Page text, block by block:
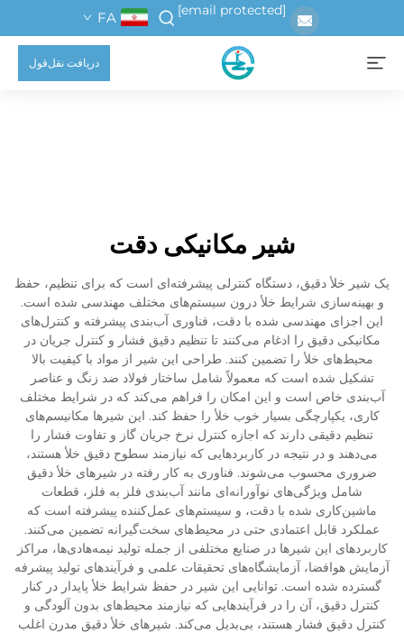
[email protected]
FA
دریافت نقل‌قول
شیر مکانیکی دقت
یک شیر خلأ دقیق، دستگاه کنترلی پیشرفته‌ای است که برای تنظیم، حفظ
و بهینه‌سازی شرایط خلأ درون سیستم‌های مختلف مهندسی شده است.
این اجزای مهندسی شده با دقت، فناوری آب‌بندی پیشرفته و کنترل‌های
مکانیکی دقیق را ادغام می‌کنند تا تنظیم دقیق فشار و کنترل جریان در
محیط‌های خلأ را تضمین کنند. طراحی این شیر از مواد با کیفیت بالا
تشکیل شده است که معمولاً شامل ساختار فولاد ضد زنگ و عناصر
آب‌بندی خاص است و این امکان را فراهم می‌کند که در شرایط مختلف
کاری، یکپارچگی بسیار خوب خلأ را حفظ کند. این شیرها مکانیسم‌های
تنظیم دقیقی دارند که اجازه کنترل نرخ جریان گاز و تفاوت فشار را
می‌دهند و در نتیجه در کاربردهایی که نیازمند سطوح دقیق خلأ هستند،
ضروری محسوب می‌شوند. فناوری به کار رفته در شیرهای خلأ دقیق
شامل ویژگی‌های نوآورانه‌ای مانند آب‌بندی فلز به فلز، قطعات
ماشین‌کاری شده با دقت، و سیستم‌های عمل‌کننده پیشرفته است که
عملکرد قابل اعتمادی حتی در محیط‌های سخت‌گیرانه تضمین می‌کنند.
کاربردهای این شیرها در صنایع مختلفی از جمله تولید نیمه‌هادی‌ها، مراکز
آزمایش هوافضا، آزمایشگاه‌های تحقیقات علمی و فرآیندهای تولید پیشرفه
گسترده شده است. توانایی این شیر در حفظ شرایط خلأ پایدار در کنار
کنترل دقیق، آن را در فرآیندهایی که نیازمند محیط‌های بدون آلودگی و
کنترل دقیق فشار هستند، بی‌بدیل می‌کند. شیرهای خلأ دقیق مدرن اغلب